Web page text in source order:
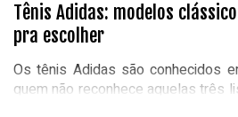
Tênis Adidas: modelos
pra escolher
Os tênis Adidas são conhecidos
quem não reconhece aquelas três